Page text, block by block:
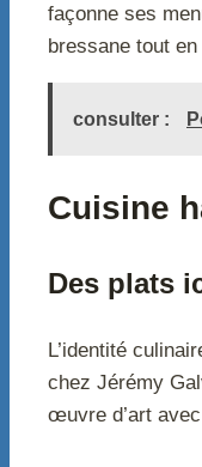
façonne ses
bressane tout
consulter :
Cuisine
Des plats
L’identité
chez Jérémy
œuvre d’art